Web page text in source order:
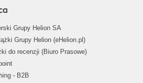
Grupy Helion SA
Grupy Helion (eHelion.pl)
do recenzji (Biuro Prasowe)
- B2B